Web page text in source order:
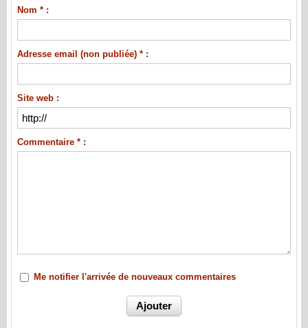
Nom * :
Adresse email (non publiée) * :
Site web :
Commentaire * :
Me notifier l'arrivée de nouveaux commentaires